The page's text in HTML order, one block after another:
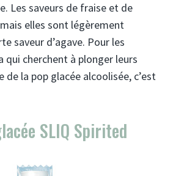
Les saveurs de fraise et de
elles sont légèrement
saveur d’agave. Pour les
qui cherchent à plonger leurs
de la pop glacée alcoolisée, c’est
SLIQ Spirited